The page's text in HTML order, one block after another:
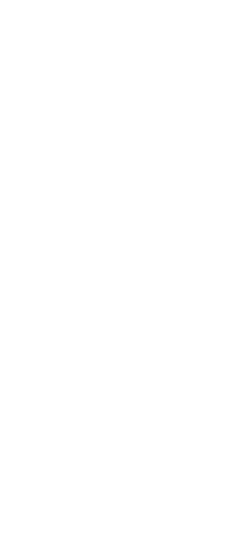
Ontiveros vuelve a
equipo blanquiazul
acuerdo alcanzado
se puso en
planes mostrando
Finalmente, se
Tanto el club como
jugador, ya que el
contratos
uno de los